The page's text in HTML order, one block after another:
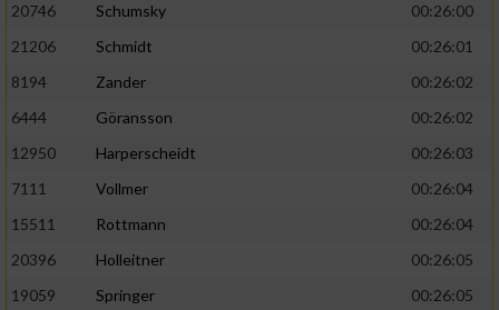
20746
Schumsky
00:26:00
21206
Schmidt
00:26:01
8194
Zander
00:26:02
6444
Göransson
00:26:02
12950
Harperscheidt
00:26:03
7111
Vollmer
00:26:04
15511
Rottmann
00:26:04
20396
Holleitner
00:26:05
19059
Springer
00:26:05
Nicht-IAB-Verarbeitungszwecke:
Funktional
Werbung